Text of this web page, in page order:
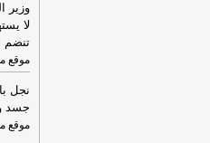
22:27
سلاح
بالفشل
08:07
الأحد 02-08-2026
07:24
وزير
لا
تنضم
موقع
نجل
جسد
موقع